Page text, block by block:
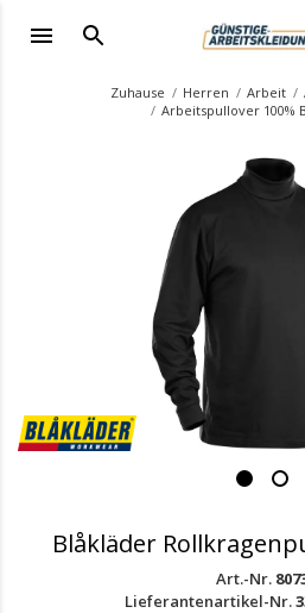
Zuhause Herren Arbeit
Arbeitspullover 100%
Blåkläder
Art.-Nr.
Lieferantenartikel-Nr.